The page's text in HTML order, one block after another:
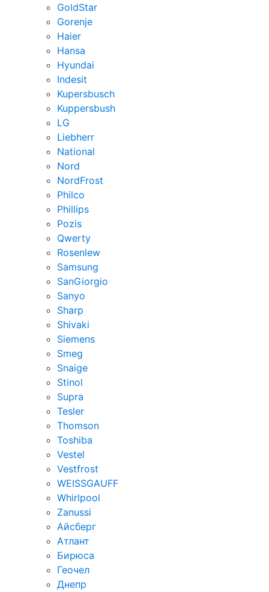
GoldStar
Gorenje
Haier
Hansa
Hyundai
Indesit
Kupersbusch
Kuppersbush
LG
Liebherr
National
Nord
NordFrost
Philco
Phillips
Pozis
Qwerty
Rosenlew
Samsung
SanGiorgio
Sanyo
Sharp
Shivaki
Siemens
Smeg
Snaige
Stinol
Supra
Tesler
Thomson
Toshiba
Vestel
Vestfrost
WEISSGAUFF
Whirlpool
Zanussi
Айсберг
Атлант
Бирюса
Геочел
Днепр